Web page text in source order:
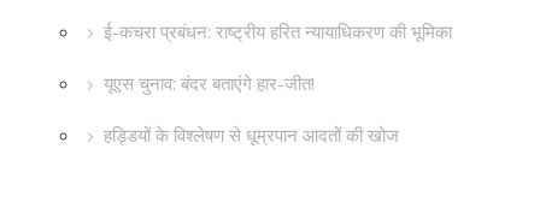
ई-कचरा प्रबंधन: राष्ट्रीय हरित न्यायाधिकरण की भूमिका
यूएस चुनाव: बंदर बताएंगे हार-जीत!
हड्डियों के विश्लेषण से धूम्रपान आदतों की खोज